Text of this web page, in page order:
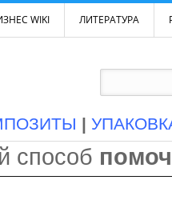
WIKI ЛИТЕРАТУРА
|
способ